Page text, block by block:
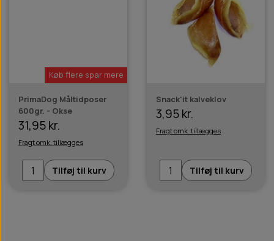
Køb flere spar mere
PrimaDog Måltidposer
600gr. - Okse
31,95 kr.
Fragt omk. tillægges
Tilføj til kurv
Snack'it kalveklov
3,95 kr.
Fragt omk. tillægges
Tilføj til kurv